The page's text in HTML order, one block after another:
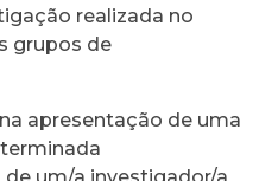
realizada no
grupos de
apresentação de uma